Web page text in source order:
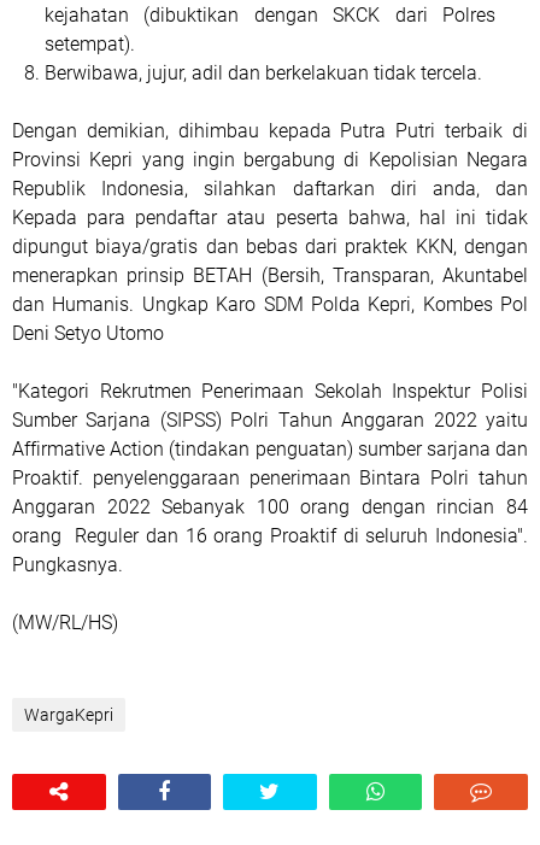
kejahatan (dibuktikan dengan SKCK dari Polres
setempat).
Berwibawa, jujur, adil dan berkelakuan tidak tercela.
Dengan demikian, dihimbau kepada Putra Putri terbaik di
Provinsi Kepri yang ingin bergabung di Kepolisian Negara
Republik Indonesia, silahkan daftarkan diri anda, dan
Kepada para pendaftar atau peserta bahwa, hal ini tidak
dipungut biaya/gratis dan bebas dari praktek KKN, dengan
menerapkan prinsip BETAH (Bersih, Transparan, Akuntabel
dan Humanis. Ungkap Karo SDM Polda Kepri, Kombes Pol
Deni Setyo Utomo
″Kategori Rekrutmen Penerimaan Sekolah Inspektur Polisi
Sumber Sarjana (SIPSS) Polri Tahun Anggaran 2022 yaitu
Affirmative Action (tindakan penguatan) sumber sarjana dan
Proaktif. penyelenggaraan penerimaan Bintara Polri tahun
Anggaran 2022 Sebanyak 100 orang dengan rincian 84
orang Reguler dan 16 orang Proaktif di seluruh Indonesia″.
Pungkasnya.
(MW/RL/HS)
WargaKepri